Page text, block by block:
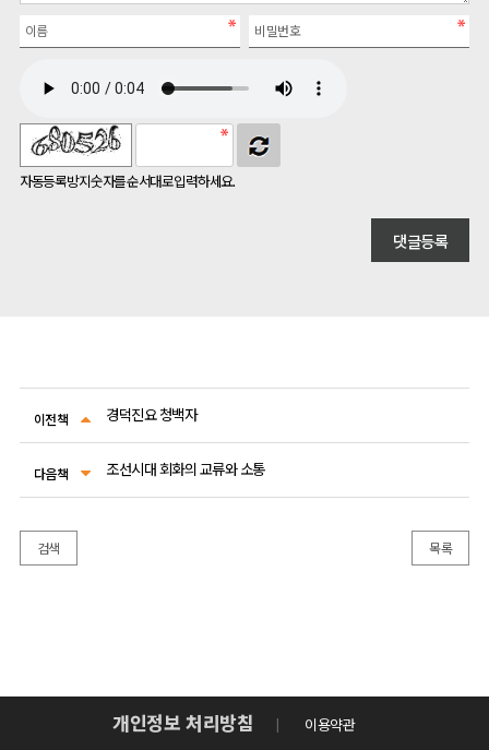
자동등록방지 숫자를 순서대로 입력하세요.
이전책 경덕진요 청백자
다음책 조선시대 회화의 교류와 소통
검색 목록
개인정보 처리방침 이용약관